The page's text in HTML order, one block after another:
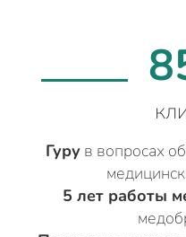
Гуру в вопросах
5 лет работы